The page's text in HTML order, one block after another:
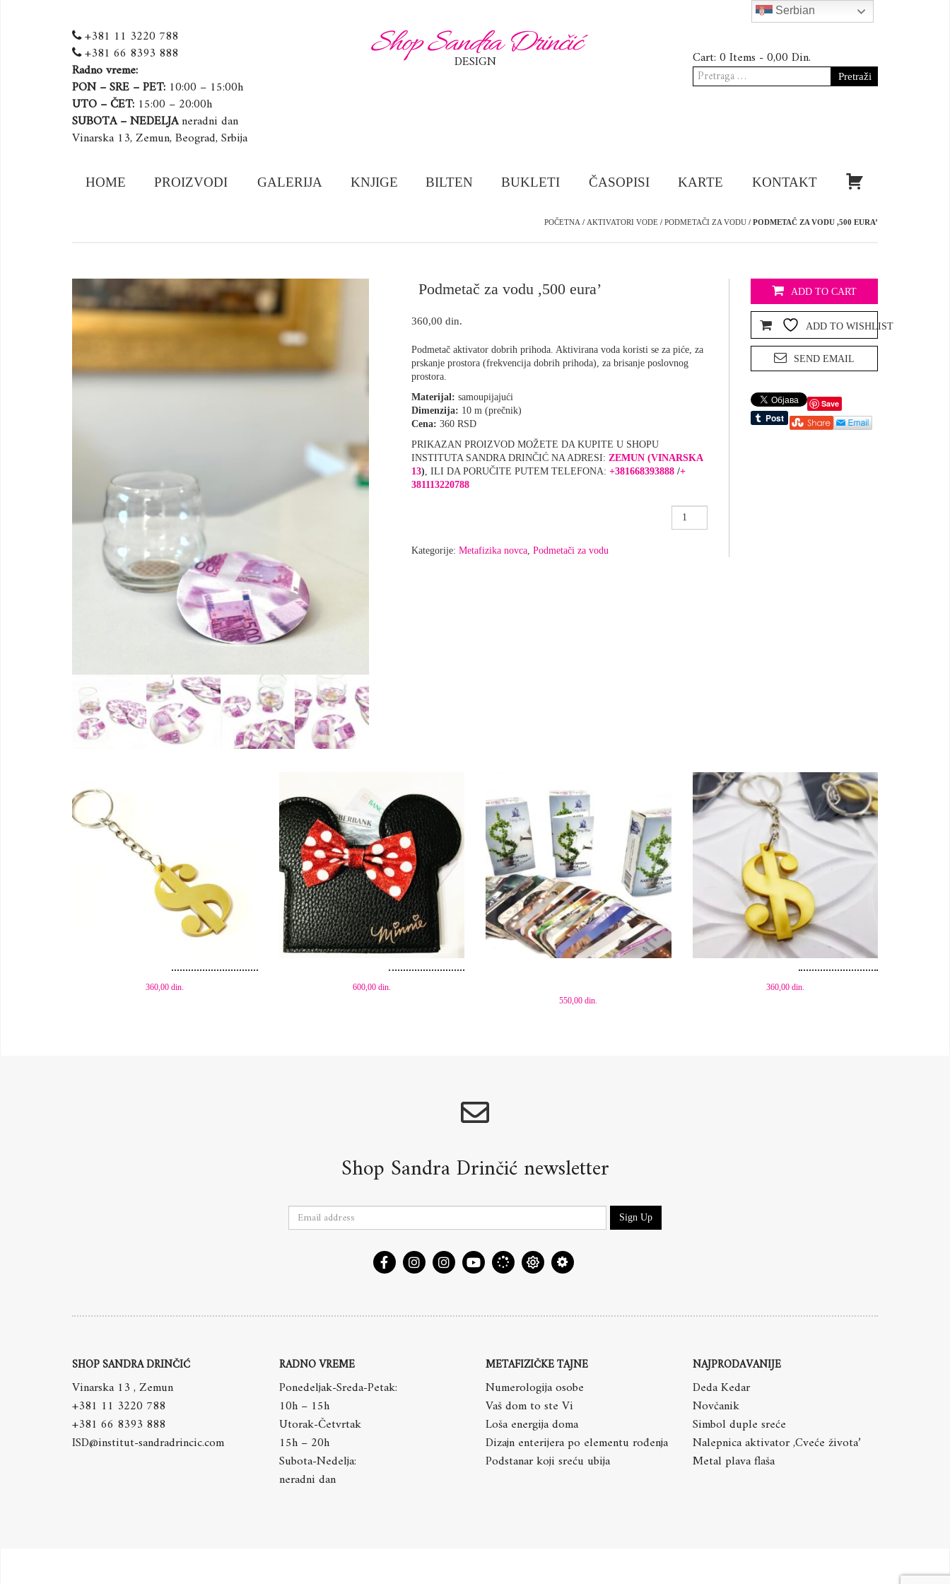
+381 11 3220 788
+381 66 8393 888
Radno vreme:
PON – SRE – PET: 10:00 – 15:00h
UTO – ČET: 15:00 – 20:00h
SUBOTA – NEDELJAneradni dan
Vinarska 13, Zemun, Beograd, Srbija
Shop Sandra Drinčić
DESIGN Cart: 0 Items -0,00 Din.
Pretraga
za:
HOME PROIZVODI GALERIJA KNJIGE BILTEN BUKLETI ČASOPISI KARTE KONTAKT
POČETNA / AKTIVATORI VODE / PODMETAČI ZA VODU / PODMETAČ ZA VODU ,500 EURA’
Podmetač za vodu ,500 eura’
360,00 din.
Podmetač aktivator dobrih prihoda. Aktivirana voda koristi se za piće, za
prskanje prostora (frekvencija dobrih prihoda), za brisanje poslovnog
prostora.
Materijal: samoupijajući
Dimenzija: 10 m (prečnik)
Cena: 360 RSD
PRIKAZAN PROIZVOD MOŽETE DA KUPITE U SHOPU
INSTITUTA SANDRA DRINČIĆ NA ADRESI: ZEMUN (VINARSKA
13), ILI DA PORUČITE PUTEM TELEFONA: +381668393888 /+
381113220788
Kategorije: Metafizika novca, Podmetači za vodu
ADD TO CART
ADD TO WISHLIST
SEND EMAIL
Save
360,00din.
Dodaj u korpu
600,00 din.
Dodaj u korpu
550,00din.
Dodaj u korpu
360,00 din.
Shop Sandra Drinčić newsletter
Sign Up
SHOP SANDRA DRINČIĆ
Vinarska 13 , Zemun
+381 11 3220 788
+381 66 8393 888
ISD@institut-sandradrincic.com
RADNO VREME
Ponedeljak-Sreda-Petak:
10h – 15h
Utorak-Četvrtak
15h – 20h
Subota-Nedelja:
neradni dan
METAFIZIČKE TAJNE
Numerologija osobe
Vaš dom to ste Vi
Loša energija doma
Dizajn enterijera po elementu rođenja
Podstanar koji sreću ubija
NAJPRODAVANIJE
Deda Kedar
Novčanik
Simbol duple sreće
Nalepnica aktivator ,Cveće života’
Metal plava flaša
Serbian